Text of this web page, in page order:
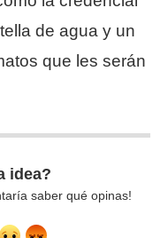
de agua y un
que les serán
idea?
saber qué opinas!